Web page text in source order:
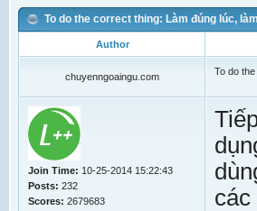
To do the correct thing: Làm đúng lúc,
Author
chuyenngoaingu.com To do
Join Time: 10-25-2014 15:22:43
Posts: 232
Scores: 2679683
các